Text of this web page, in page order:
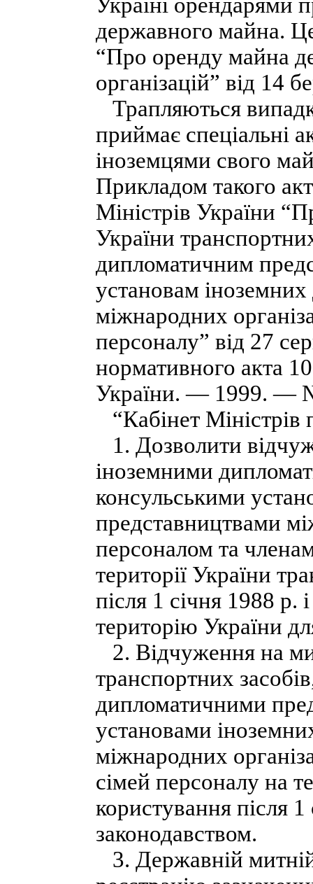
державного майна.
“Про оренду майна
організацій” від 14
Трапляються
приймає спеціальні
іноземцями свого
Прикладом такого
Міністрів України
України
дипломатичним
установам
міжнародних
персоналу” від 27
нормативного акта
України. — 1999. — №
“Кабінет Міністрів
1. Дозволити
іноземними
консульськими
представництвами
персоналом та
території України
після 1 січня 1988 р.
територію України
2. Відчуження на
транспортних
дипломатичними
установами
міжнародних
сімей персоналу на
користування після 1
законодавством.
3. Державній